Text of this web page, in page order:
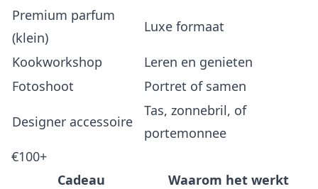
Premium parfum
(klein)
Luxe formaat
Kookworkshop
Leren en genieten
Fotoshoot
Portret of samen
Designer accessoire
Tas, zonnebril, of
portemonnee
€100+
Cadeau
Waarom het werkt